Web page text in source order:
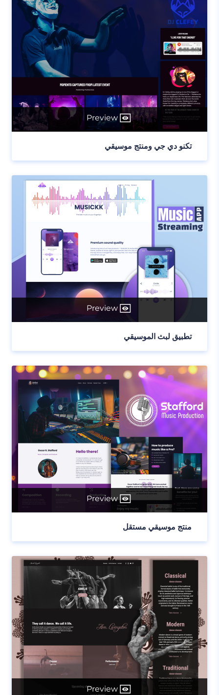
Preview
تكنو دي جي ومنتج موسيقي
Preview
تطبيق لبث الموسيقي
Preview
منتج موسيقي مستقل
Preview